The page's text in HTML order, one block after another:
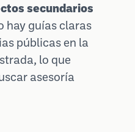
secundarios
hay guías claras
públicas en la
lo que
asesoría